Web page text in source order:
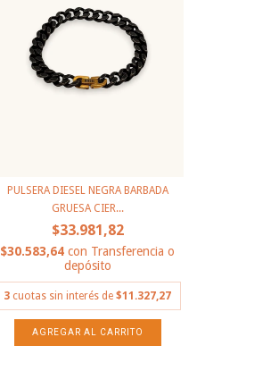
PULSERA DIESEL NEGRA BARBADA
GRUESA CIER...
$33.981,82
$30.583,64con Transferencia o
depósito
3 cuotas sin interés de$11.327,27